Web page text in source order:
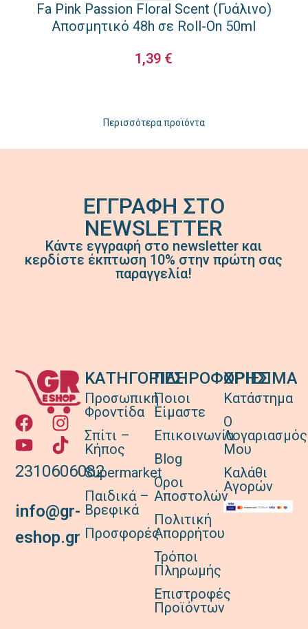
Fa Pink Passion Floral Scent (Γυάλινο)
Αποσμητικό 48h σε Roll-On 50ml
1,39 €
Περισσότερα προϊόντα
ΕΓΓΡΑΦΗ ΣΤΟ
NEWSLETTER
Κάντε εγγραφή στο newsletter και
κερδίστε έκπτωση 10% στην πρώτη σας
παραγγελία!
2310606082
info@gr-
eshop.gr
ΚΑΤΗΓΟΡΙΕΣ
Προσωπική
Φροντίδα
Σπίτι –
Κήπος
Supermarket
Παιδικά –
Βρεφικά
Προσφορές
ΠΛΗΡΟΦΟΡΙΕΣ
Ποιοι
Είμαστε
Επικοινωνία
Blog
Όροι
Αποστολών
Πολιτική
Απορρήτου
Τρόποι
Πληρωμής
Επιστροφές
Προϊόντων
ΧΡΗΣΙΜΑ
Κατάστημα
Ο
Λογαριασμός
Μου
Καλάθι
Αγορών